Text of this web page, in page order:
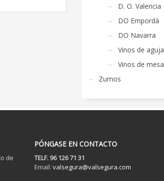
D. O. Valencia
DO Empordà
DO Navarra
Vinos de aguja
Vinos de mesa
Zumos
de
PÓNGASE EN CONTACTO
TELF. 96 126 71 31
Email: valsegura@valsegura.com